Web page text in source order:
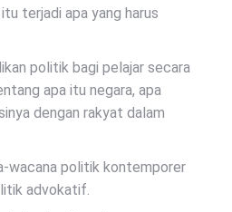
terjadi apa yang harus
politik bagi pelajar secara
apa itu negara, apa
dengan rakyat dalam
wacana politik kontemporer
advokatif.